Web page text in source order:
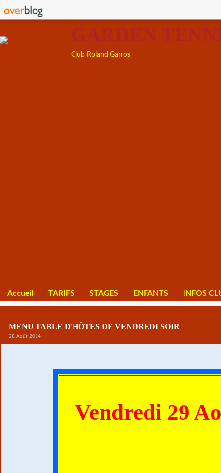
GARDEN
Club Roland Garros
Accueil TARIFS STAGES ENFANTS INFOS
MENU TABLE D'HÔTES DE VENDREDI SOIR
28 Août 2014
Vendredi 29